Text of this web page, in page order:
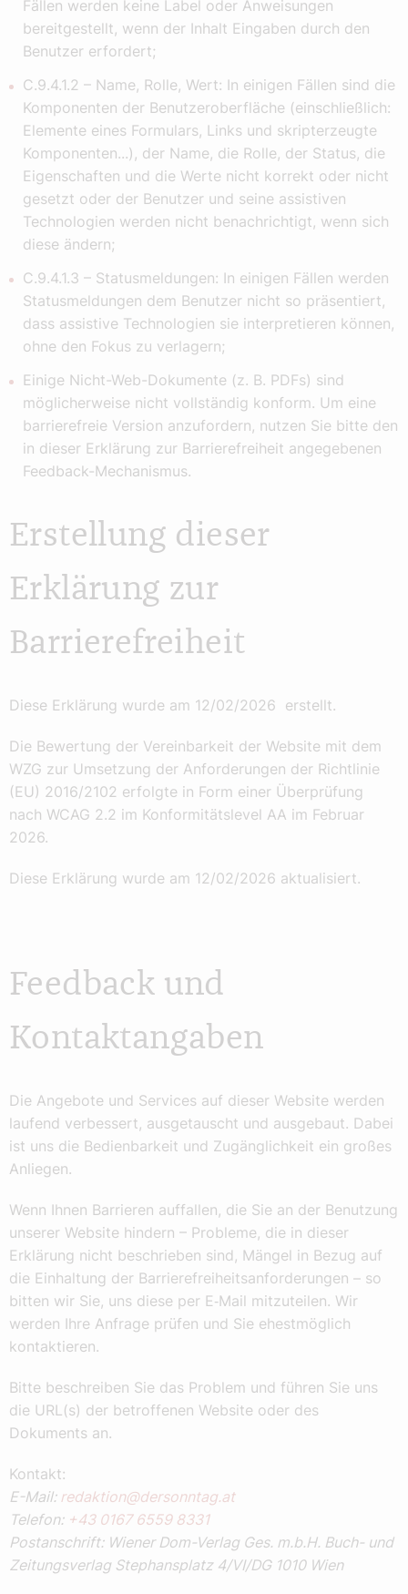
Fällen werden keine Label oder Anweisungen
bereitgestellt, wenn der Inhalt Eingaben durch den
Benutzer erfordert;
C.9.4.1.2 – Name, Rolle, Wert: In einigen Fällen sind die
Komponenten der Benutzeroberfläche (einschließlich:
Elemente eines Formulars, Links und skripterzeugte
Komponenten...), der Name, die Rolle, der Status, die
Eigenschaften und die Werte nicht korrekt oder nicht
gesetzt oder der Benutzer und seine assistiven
Technologien werden nicht benachrichtigt, wenn sich
diese ändern;
C.9.4.1.3 – Statusmeldungen: In einigen Fällen werden
Statusmeldungen dem Benutzer nicht so präsentiert,
dass assistive Technologien sie interpretieren können,
ohne den Fokus zu verlagern;
Einige Nicht-Web-Dokumente (z. B. PDFs) sind
möglicherweise nicht vollständig konform. Um eine
barrierefreie Version anzufordern, nutzen Sie bitte den
in dieser Erklärung zur Barrierefreiheit angegebenen
Feedback-Mechanismus.
Erstellung dieser
Erklärung zur
Barrierefreiheit
Diese Erklärung wurde am 12/02/2026 erstellt.
Die Bewertung der Vereinbarkeit der Website mit dem
WZG zur Umsetzung der Anforderungen der Richtlinie
(EU) 2016/2102 erfolgte in Form einer Überprüfung
nach WCAG 2.2 im Konformitätslevel AA im Februar
2026.
Diese Erklärung wurde am 12/02/2026 aktualisiert.
Feedback und
Kontaktangaben
Die Angebote und Services auf dieser Website werden
laufend verbessert, ausgetauscht und ausgebaut. Dabei
ist uns die Bedienbarkeit und Zugänglichkeit ein großes
Anliegen.
Wenn Ihnen Barrieren auffallen, die Sie an der Benutzung
unserer Website hindern – Probleme, die in dieser
Erklärung nicht beschrieben sind, Mängel in Bezug auf
die Einhaltung der Barrierefreiheitsanforderungen – so
bitten wir Sie, uns diese per E‑Mail mitzuteilen. Wir
werden Ihre Anfrage prüfen und Sie ehestmöglich
kontaktieren.
Bitte beschreiben Sie das Problem und führen Sie uns
die URL(s) der betroffenen Website oder des
Dokuments an.
Kontakt:
E-Mail: redaktion@dersonntag.at
Telefon: +43 0167 6559 8331
Postanschrift: Wiener Dom-Verlag Ges. m.b.H. Buch- und
Zeitungsverlag Stephansplatz 4/VI/DG 1010 Wien